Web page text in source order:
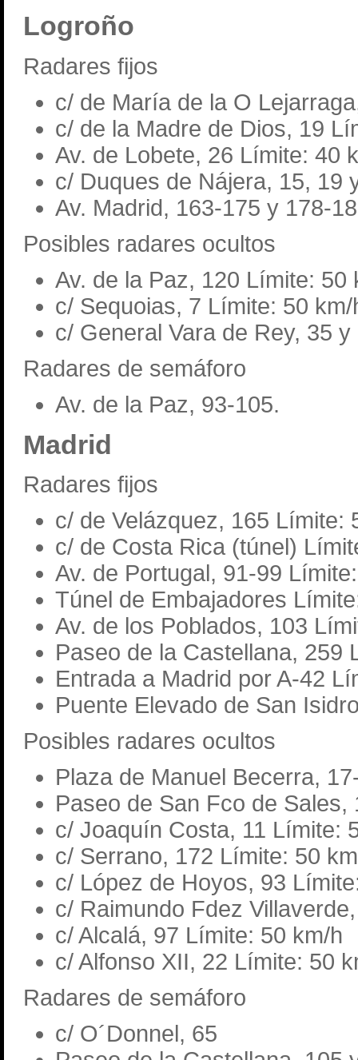
Logroño
Radares fijos
c/ de María de la O
c/ de la Madre de Dios, 19
Av. de Lobete, 26 Límite: 40
c/ Duques de Nájera, 15, 19
Av. Madrid, 163-175 y 178-
Posibles radares ocultos
Av. de la Paz, 120 Límite: 50
c/ Sequoias, 7 Límite: 50 km/
c/ General Vara de Rey, 35
Radares de semáforo
Av. de la Paz, 93-105.
Madrid
Radares fijos
c/ de Velázquez, 165 Límite:
c/ de Costa Rica (túnel)
Av. de Portugal, 91-99
Túnel de Embajadores
Av. de los Poblados, 103
Paseo de la Castellana, 259
Entrada a Madrid por A-42
Puente Elevado de San
Posibles radares ocultos
Plaza de Manuel Becerra,
Paseo de San Fco de Sales,
c/ Joaquín Costa, 11 Límite:
c/ Serrano, 172 Límite: 50
c/ López de Hoyos, 93
c/ Raimundo Fdez
c/ Alcalá, 97 Límite: 50 km/h
c/ Alfonso XII, 22 Límite: 50
Radares de semáforo
c/ O´Donnel, 65